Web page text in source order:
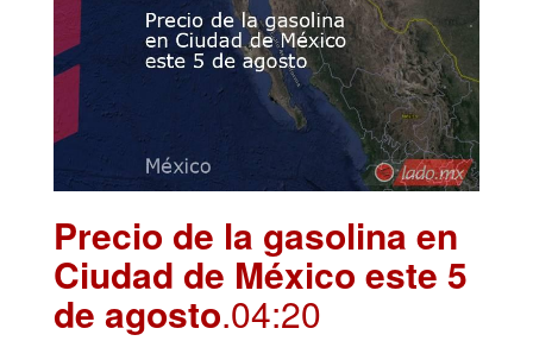
Precio de la gasolina en
Ciudad de México este 5
de agosto.04:20